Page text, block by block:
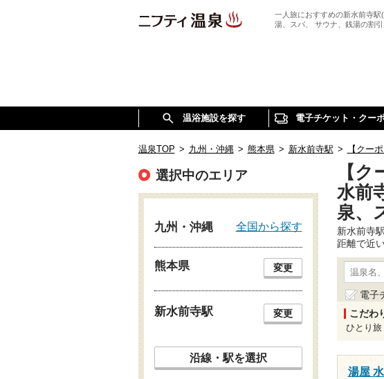
一人旅におすすめの新水前寺
湯、スパ、 サウナ、銭湯の割
温浴施設を探す 電子チケット・クー
温泉TOP > 九州・沖縄 > 熊本県 > 新水前寺駅 > 【クー
【
水前
泉、
新水前寺
距離で近
電子
こだわ
ひとり旅
湯屋
選択中のエリア
九州・沖縄 全国から探す
熊本県 変更
新水前寺駅 変更
沿線・駅を選択